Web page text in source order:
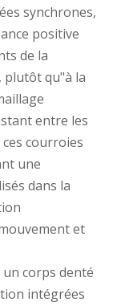
synchrones,
positive
de la
plutôt qu"à la
entre les
courroies
une
dans la
et
corps denté
intégrées